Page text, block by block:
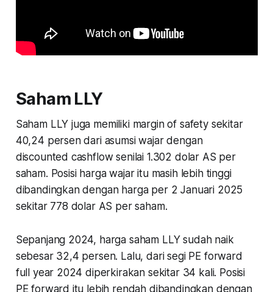
Saham LLY
Saham LLY juga memiliki margin of safety sekitar
40,24 persen dari asumsi wajar dengan
discounted cashflow senilai 1.302 dolar AS per
saham. Posisi harga wajar itu masih lebih tinggi
dibandingkan dengan harga per 2 Januari 2025
sekitar 778 dolar AS per saham.
Sepanjang 2024, harga saham LLY sudah naik
sebesar 32,4 persen. Lalu, dari segi PE forward
full year 2024 diperkirakan sekitar 34 kali. Posisi
PE forward itu lebih rendah dibandingkan dengan